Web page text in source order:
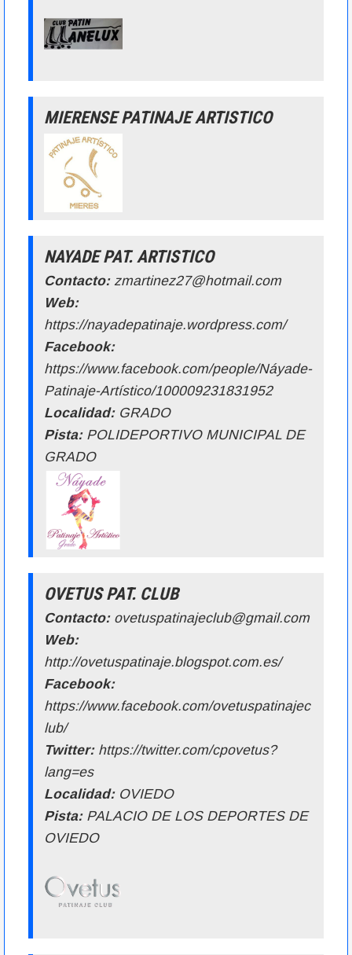
MIERENSE PATINAJE ARTISTICO
NAYADE PAT. ARTISTICO
Contacto: zmartinez27@hotmail.com
Web:
https://nayadepatinaje.wordpress.com/
Facebook:
https://www.facebook.com/people/Náyade-
Patinaje-Artístico/100009231831952
Localidad:GRADO
Pista: POLIDEPORTIVO MUNICIPAL DE
GRADO
OVETUS PAT. CLUB
Contacto: ovetuspatinajeclub@gmail.com
Web:
http://ovetuspatinaje.blogspot.com.es/
Facebook:
https://www.facebook.com/ovetuspatinajec
lub/
Twitter: https://twitter.com/cpovetus?
lang=es
Localidad:OVIEDO
Pista: PALACIO DE LOS DEPORTES DE
OVIEDO